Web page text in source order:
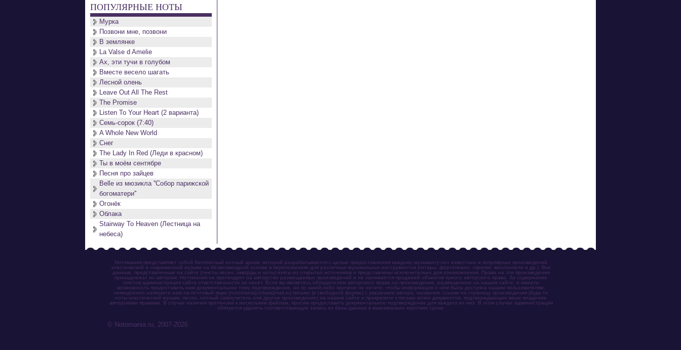
ПОПУЛЯРНЫЕ НОТЫ
Мурка
Позвони мне, позвони
В землянке
La Valse d Amelie
Ах, эти тучи в голубом
Вместе весело шагать
Лесной олень
Leave Out All The Rest
The Promise
Listen To Your Heart (2 варианта)
Семь-сорок (7:40)
A Whole New World
Снег
The Lady In Red (Леди в красном)
Ты в моём сентябре
Песня про зайцев
Belle из мюзикла ''Собор парижской
богоматери''
Огонёк
Облака
Stairway To Heaven (Лестница на
небеса)
Нотомания представляет собой бесплатный нотный архив, который разрабатывается с целью предоставления каждому музыканту нот известных и популярных произведений
классической и современной музыки на безвозмездной основе в переложениях для различных музыкальных инструментов (гитары, фортепиано, скрипки, виолончели и др.). Все
данные, представленные на сайте (тексты песен, аккорды и ноты) взяты из открытых источников и представлены исключительно для ознакомления. Права на эти произведения
принадлежат их авторам. Нотомания не претендует на авторство размещаемых произведений и не занимается продажей объектов чужого авторского права. За содержание
текстов администрация сайта ответственности не несет. Если вы являетесь обладателем авторского права на произведение, размещенное на нашем сайте, и имеете
возможность предоставить нам документальное тому подтверждение, но по какой-либо причине не хотите, чтобы информация о нём была доступна нашим пользователям,
немедленно напишите нам на почтовый ящик (notomania[собака]mail.ru) письмо (в свободной форме) с указанием автора, названия, ссылки на страницу произведения (будь то
ноты классической музыки, песен, нотный самоучитель или другое произведение) на нашем сайте и прикрепите к письму копии документов, подтверждающие ваше владение
авторскими правами. В случае наличия претензии к нескольким файлам, просим предоставить документальное подтверждение для каждого из них. В этом случае администрация
обязуется удалить соответствующую запись из базы данных в максимально короткие сроки.
© Notomania.ru, 2007-2026